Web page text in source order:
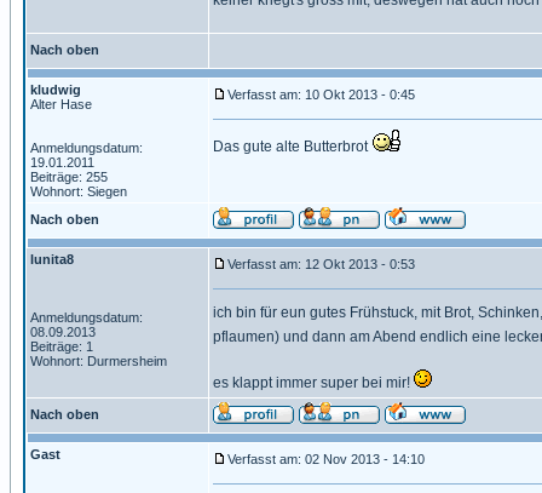
Nach oben
kludwig
Alter Hase
Anmeldungsdatum:
19.01.2011
Beiträge: 255
Wohnort: Siegen
Verfasst am: 10 Okt 2013 - 0:45
Das gute alte Butterbrot
Nach oben
lunita8
Anmeldungsdatum:
08.09.2013
Beiträge: 1
Wohnort: Durmersheim
Verfasst am: 12 Okt 2013 - 0:53
ich bin für eun gutes Frühstuck, mit Brot,
pflaumen) und dann am Abend endlich eine
es klappt immer super bei mir!
Nach oben
Gast Verfasst am: 02 Nov 2013 - 14:10